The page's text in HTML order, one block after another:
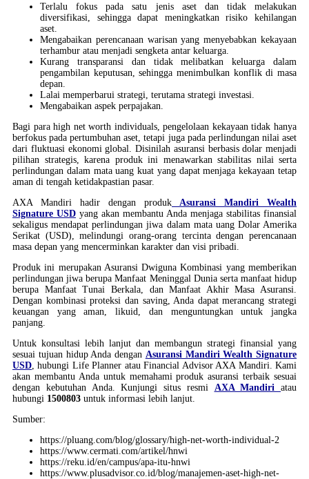
Terlalu fokus pada satu jenis aset dan tidak melakukan
diversifikasi, sehingga dapat meningkatkan risiko kehilangan
aset.
Mengabaikan perencanaan warisan yang menyebabkan kekayaan
terhambur atau menjadi sengketa antar keluarga.
Kurang transparansi dan tidak melibatkan keluarga dalam
pengambilan keputusan, sehingga menimbulkan konflik di masa
depan.
Lalai memperbarui strategi, terutama strategi investasi.
Mengabaikan aspek perpajakan.
Bagi para high net worth individuals, pengelolaan kekayaan tidak hanya
berfokus pada pertumbuhan aset, tetapi juga pada perlindungan nilai aset
dari fluktuasi ekonomi global. Disinilah asuransi berbasis dolar menjadi
pilihan strategis, karena produk ini menawarkan stabilitas nilai serta
perlindungan dalam mata uang kuat yang dapat menjaga kekayaan tetap
aman di tengah ketidakpastian pasar.
AXA Mandiri hadir dengan produk Asuransi Mandiri Wealth
Signature USD yang akan membantu Anda menjaga stabilitas finansial
sekaligus mendapat perlindungan jiwa dalam mata uang Dolar Amerika
Serikat (USD), melindungi orang-orang tercinta dengan perencanaan
masa depan yang mencerminkan karakter dan visi pribadi.
Produk ini merupakan Asuransi Dwiguna Kombinasi yang memberikan
perlindungan jiwa berupa Manfaat Meninggal Dunia serta manfaat hidup
berupa Manfaat Tunai Berkala, dan Manfaat Akhir Masa Asuransi.
Dengan kombinasi proteksi dan saving, Anda dapat merancang strategi
keuangan yang aman, likuid, dan menguntungkan untuk jangka
panjang.
Untuk konsultasi lebih lanjut dan membangun strategi finansial yang
sesuai tujuan hidup Anda dengan Asuransi Mandiri Wealth Signature
USD , hubungi Life Planner atau Financial Advisor AXA Mandiri. Kami
akan membantu Anda untuk memahami produk asuransi terbaik sesuai
dengan kebutuhan Anda. Kunjungi situs resmi AXA Mandiri atau
hubungi 1500803 untuk informasi lebih lanjut.
Sumber:
https://pluang.com/blog/glossary/high-net-worth-individual-2
https://www.cermati.com/artikel/hnwi
https://reku.id/en/campus/apa-itu-hnwi
https://www.plusadvisor.co.id/blog/manajemen-aset-high-net-